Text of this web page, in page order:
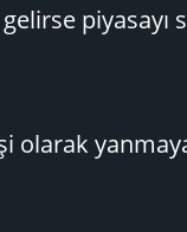
piyasayı
olarak